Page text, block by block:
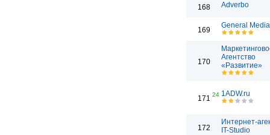
168 Adverbo
169
General
170
Агентство
«Развитие»
171 24 1ADW.ru
172
Интернет-
IT-Studio